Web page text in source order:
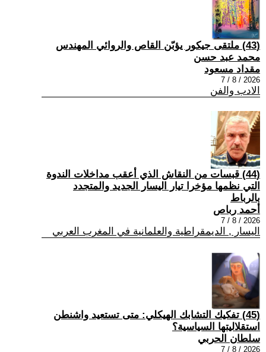
(43) ملتقى جيكور يؤبّن القاص والروائي المهندس
محمد عبد حسن
مقداد مسعود
2026 / 8 / 7
الادب والفن
(44) قبسات من النقاش الذي أعقب مداخلات الندوة
التي نظمها مؤخرا تيار اليسار الجديد والمتجدد
بالرباط
أحمد رباص
2026 / 8 / 7
اليسار , الديمقراطية والعلمانية في المغرب العربي
(45) تفكيك التشابك الهيكلي: متى تستعيد واشنطن
استقلاليتها السياسية؟
سلطان الحربي
2026 / 8 / 7